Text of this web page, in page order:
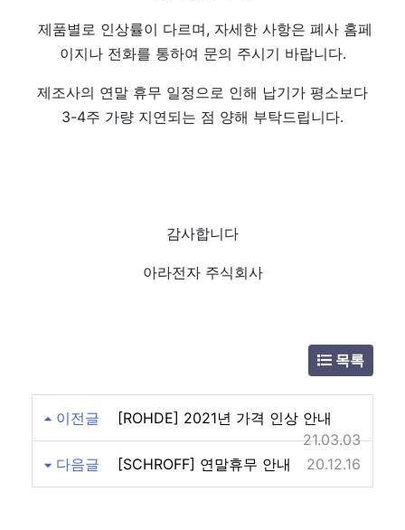
제품별로 인상률이 다르며, 자세한 사항은 폐사 홈페
이지나 전화를 통하여 문의 주시기 바랍니다.
제조사의 연말 휴무 일정으로 인해 납기가 평소보다
3-4주 가량 지연되는 점 양해 부탁드립니다.
감사합니다
아라전자 주식회사
목록
이전글
[ROHDE] 2021년 가격 인상 안내
21.03.03
다음글
[SCHROFF] 연말휴무 안내 20.12.16